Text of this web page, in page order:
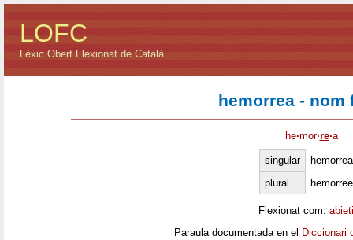
LOFC
Lèxic Obert Flexionat de Català
hemorrea - nom
he·mor·re·a
singular
hemorrea
plural
Flexionat com:
Paraula documentada en el Diccionari